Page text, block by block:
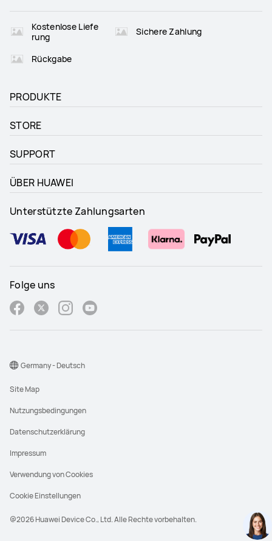
Kostenlose Liefe
rung
Sichere Zahlung
Rückgabe
PRODUKTE
STORE
SUPPORT
ÜBER HUAWEI
Unterstützte Zahlungsarten
Folge uns
@2026 Huawei Device Co., Ltd. Alle Rechte vorbehalten.
Site Map
Nutzungsbedingungen
Datenschutzerklärung
Impressum
Verwendung von Cookies
Cookie Einstellungen
Germany - Deutsch